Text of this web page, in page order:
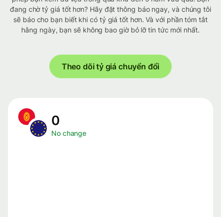
đang chờ tỷ giá tốt hơn? Hãy đặt thông báo ngay, và chúng tôi
sẽ báo cho bạn biết khi có tỷ giá tốt hơn. Và với phần tóm tắt
hằng ngày, bạn sẽ không bao giờ bỏ lỡ tin tức mới nhất.
Theo dõi tỷ giá chuyển đổi
0
No change